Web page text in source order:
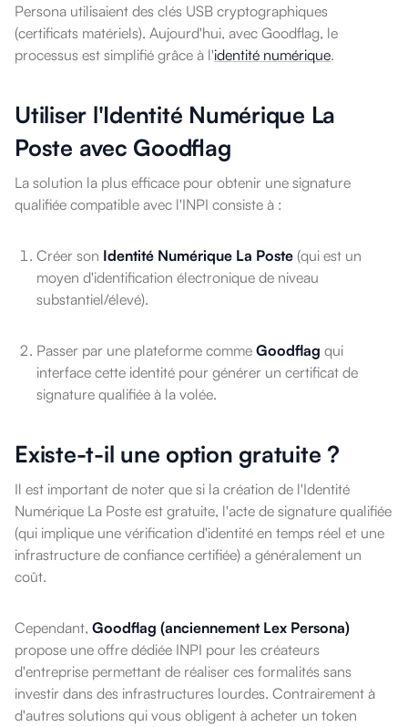
Persona utilisaient des clés USB cryptographiques
(certificats matériels). Aujourd'hui, avec Goodflag, le
processus est simplifié grâce à l'identité numérique.
Utiliser l'Identité Numérique La
Poste avec Goodflag
La solution la plus efficace pour obtenir une signature
qualifiée compatible avec l'INPI consiste à :
Créer son Identité Numérique La Poste (qui est un
moyen d'identification électronique de niveau
substantiel/élevé).
Passer par une plateforme comme Goodflag qui
interface cette identité pour générer un certificat de
signature qualifiée à la volée.
Existe-t-il une option gratuite ?
Il est important de noter que si la création de l'Identité
Numérique La Poste est gratuite, l'acte de signature qualifiée
(qui implique une vérification d'identité en temps réel et une
infrastructure de confiance certifiée) a généralement un
coût.
Cependant, Goodflag (anciennement Lex Persona)
propose une offre dédiée INPI pour les créateurs
d'entreprise permettant de réaliser ces formalités sans
investir dans des infrastructures lourdes. Contrairement à
d'autres solutions qui vous obligent à acheter un token